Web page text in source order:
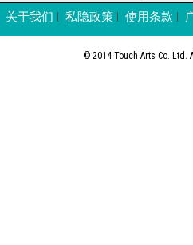
邓海超专访 － 策
展篇」(附短片)
关于我们 私隐政策 使用条款
© 2014 Touch Arts Co. Ltd.